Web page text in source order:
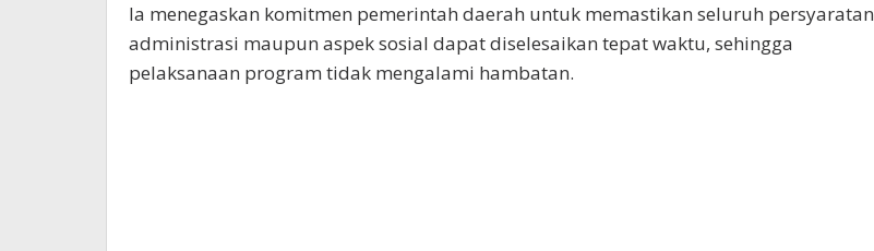
Ia menegaskan komitmen pemerintah daerah untuk memastikan seluruh persyaratan
administrasi maupun aspek sosial dapat diselesaikan tepat waktu, sehingga
pelaksanaan program tidak mengalami hambatan.